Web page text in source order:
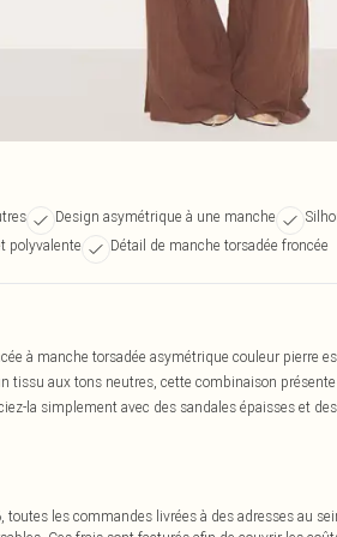
Design asymétrique à une manche
polyvalente
Détail de manche torsadée froncée
à manche torsadée asymétrique couleur pierre
tissu aux tons neutres, cette combinaison
la simplement avec des sandales épaisses et
les commandes livrées à des adresses au